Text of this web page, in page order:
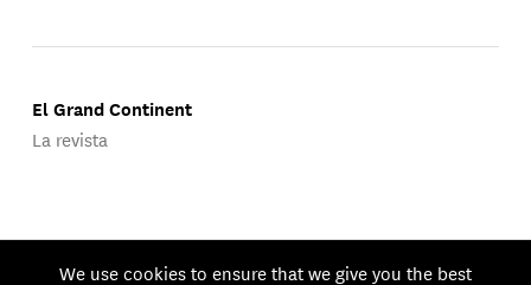
El Grand Continent
La revista
© 2026 GEG. Todos los derechos reservados.
We use cookies to ensure that we give you the best